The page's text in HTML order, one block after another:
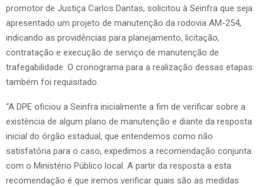
promotor de Justiça Carlos Dantas, solicitou à Seinfra que seja
apresentado um projeto de manutenção da rodovia AM-254,
indicando as providências para planejamento, licitação,
contratação e execução de serviço de manutenção de
trafegabilidade. O cronograma para a realização dessas etapas
também foi requisitado.
“A DPE oficiou a Seinfra inicialmente a fim de verificar sobre a
existência de algum plano de manutenção e diante da resposta
inicial do órgão estadual, que entendemos como não
satisfatória para o caso, expedimos a recomendação conjunta
com o Ministério Público local. A partir da resposta a esta
recomendação é que iremos verificar quais são as medidas